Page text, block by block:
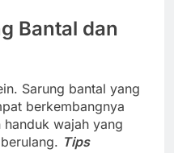
Bantal dan
Sarung bantal yang
berkembangnya
wajah yang
Tips